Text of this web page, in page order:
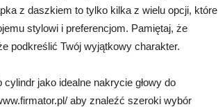
z daszkiem to tylko kilka z wielu opcji, które
stylowi i preferencjom. Pamiętaj, że
podkreślić Twój wyjątkowy charakter.
jako idealne nakrycie głowy do
aby znaleźć szeroki wybór